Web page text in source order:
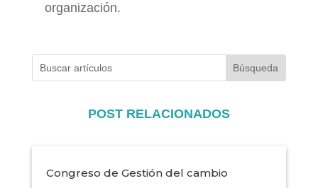
organización.
POST RELACIONADOS
Congreso de Gestión del cambio